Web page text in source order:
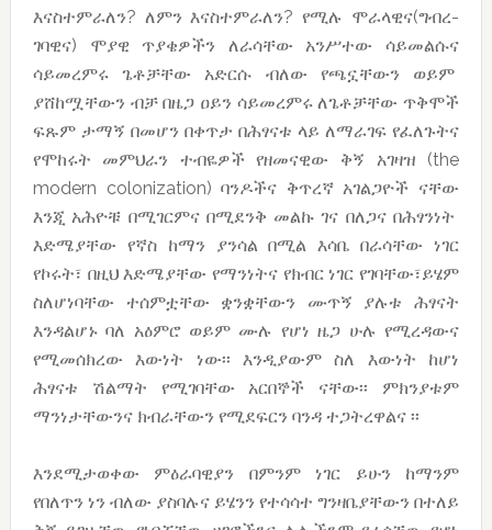
እናስተምራለን? ለምን እናስተምራለን? የሚሉ ሞራላዊና(ግብረ-
ገባዊና) ሞያዊ ጥያቄዎችን ለራሳቸው አንሥተው ሳይመልሱና
ሳይመረምሩ ጌቶቻቸው አድርሱ ብለው የጫኗቸውን ወይም
ያሸከሟቸውን ብቻ በዜጋ ዐይን ሳይመረምሩ ለጌቶቻቸው ጥቅሞች
ፍጹም ታማኝ በመሆን በቀጥታ በሕፃናቱ ላይ ለማራገፍ የፈለጉትና
የሞከሩት መምህራን ተብዬዎች የዘመናዊው ቅኝ አገዛዝ (the
modern colonization) ባንዶችና ቅጥረኛ አገልጋዮች ናቸው
እንጂ አሕዮቹ በሚገርምና በሚደንቅ መልኩ ገና በለጋና በሕፃንነት
እድሜያቸው የኛስ ከማን ያንሳል በሚል እሳቤ በራሳቸው ነገር
የኮሩት፣ በዚህ እድሜያቸው የማንነትና የክብር ነገር የገባቸው፣ይሄም
ስለሆነባቸው ተሰምቷቸው ቋንቋቸውን ሙጥኝ ያሉቱ ሕፃናት
እንዳልሆኑ ባለ አዕምሮ ወይም ሙሉ የሆነ ዜጋ ሁሉ የሚረዳውና
የሚመሰክረው እውነት ነው፡፡ እንዲያውም ስለ እውነት ከሆነ
ሕፃናቱ ሽልማት የሚገባቸው አርበኞች ናቸው፡፡ ምክንያቱም
ማንነታቸውንና ክብራቸውን የሚደፍርን ባንዳ ተጋትረዋልና ፡፡
እንደሚታወቀው ምዕራባዊያን በምንም ነገር ይሁን ከማንም
የበለጥን ነን ብለው ያስባሉና ይሄንን የተሳሳተ ግንዛቤያቸውን በተለይ